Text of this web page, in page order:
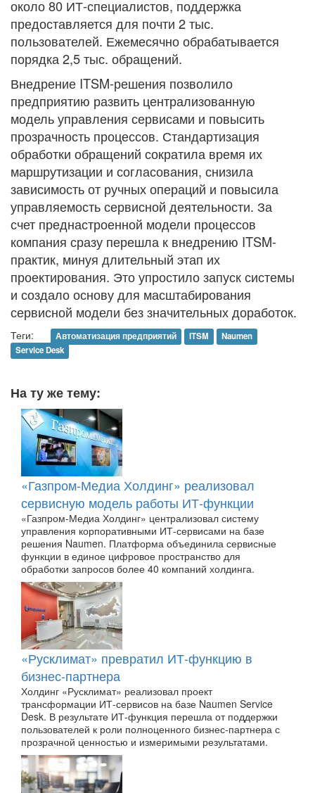
около 80 ИТ-специалистов, поддержка
предоставляется для почти 2 тыс.
пользователей. Ежемесячно обрабатывается
порядка 2,5 тыс. обращений.
Внедрение ITSM-решения позволило
предприятию развить централизованную
модель управления сервисами и повысить
прозрачность процессов. Стандартизация
обработки обращений сократила время их
маршрутизации и согласования, снизила
зависимость от ручных операций и повысила
управляемость сервисной деятельности. За
счет преднастроенной модели процессов
компания сразу перешла к внедрению ITSM-
практик, минуя длительный этап их
проектирования. Это упростило запуск системы
и создало основу для масштабирования
сервисной модели без значительных доработок.
Теги: Автоматизация предприятий ITSM
Naumen
Service Desk
На ту же тему:
«Газпром-Медиа Холдинг» реализовал
сервисную модель работы ИТ-функции
«Газпром-Медиа Холдинг» централизовал систему
управления корпоративными ИТ-сервисами на базе
решения Naumen. Платформа объединила сервисные
функции в единое цифровое пространство для
обработки запросов более 40 компаний холдинга.
«Русклимат» превратил ИТ-функцию в
бизнес-партнера
Холдинг «Русклимат» реализовал проект
трансформации ИТ-сервисов на базе Naumen Service
Desk. В результате ИТ-функция перешла от поддержки
пользователей к роли полноценного бизнес-партнера с
прозрачной ценностью и измеримыми результатами.